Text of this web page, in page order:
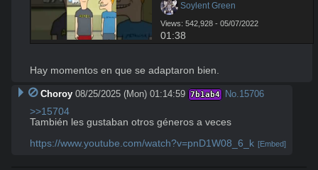
Soylent Green
Views: 542,928 - 05/07/2022
01:38
Hay momentos en que se adaptaron bien.
Choroy 08/25/2025 (Mon) 01:14:59 7b1ab4 No. 15706
>>15704
También les gustaban otros géneros a veces
https://www.youtube.com/watch?v=pnD1W08_6_k [Embed]